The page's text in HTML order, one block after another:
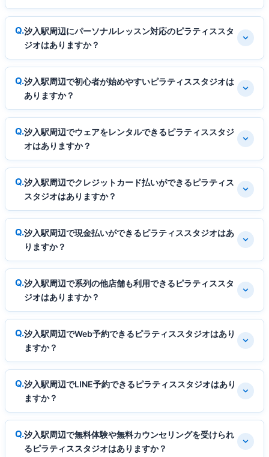
汐入駅周辺にパーソナルレッスン対応のピラティススタ
ジオはありますか？
汐入駅周辺で初心者が始めやすいピラティススタジオは
ありますか？
汐入駅周辺でウェアをレンタルできるピラティススタジ
オはありますか？
汐入駅周辺でクレジットカード払いができるピラティス
スタジオはありますか？
汐入駅周辺で現金払いができるピラティススタジオはあ
りますか？
汐入駅周辺で系列の他店舗も利用できるピラティススタ
ジオはありますか？
汐入駅周辺でWeb予約できるピラティススタジオはあり
ますか？
汐入駅周辺でLINE予約できるピラティススタジオはあり
ますか？
汐入駅周辺で無料体験や無料カウンセリングを受けられ
るピラティススタジオはありますか？